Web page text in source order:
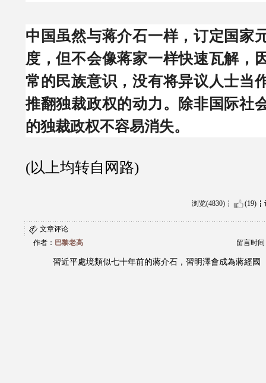
中国虽然与蒋介石一样，订定国家
度，但不会像蒋家一样快速瓦解，
常的民族意识，没有将异议人士当
推翻独裁政权的动力。除非国际社
的独裁政权不容易消失。
(以上均转自网路)
浏览(4830) (19)
文章评论
作者： 巴黎老高 留言时间
習近平處境類似七十年前的蔣介石，習明澤會成為蔣經國